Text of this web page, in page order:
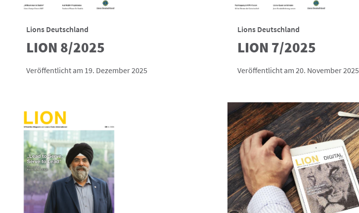
Lions Deutschland
LION 8/2025
Veröffentlicht am 19. Dezember 2025
Lions Deutschland
LION 7/2025
Veröffentlicht am 20. November 2025